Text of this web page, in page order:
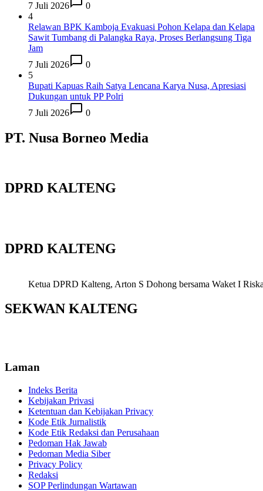
7 Juli 2026
0
4
Relawan BPK Kamboja Evakuasi Pohon Kelapa dan Kelapa
Sawit Tumbang di Palangka Raya, Proses Berlangsung Tiga
Jam
7 Juli 2026
0
5
Bupati Kapuas Raih Satya Lencana Karya Nusa, Apresiasi
Dukungan untuk PP Polri
7 Juli 2026
0
PT. Nusa Borneo Media
DPRD KALTENG
DPRD KALTENG
Ketua DPRD Kalteng, Arton S Dohong bersama Waket I
SEKWAN KALTENG
Laman
Indeks Berita
Kebijakan Privasi
Ketentuan dan Kebijakan Privacy
Kode Etik Jurnalistik
Kode Etik Redaksi dan Perusahaan
Pedoman Hak Jawab
Pedoman Media Siber
Privacy Policy
Redaksi
SOP Perlindungan Wartawan